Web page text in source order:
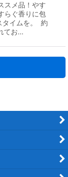
メ品！やす
らぐ香りに包
タイムを。 約
てお…